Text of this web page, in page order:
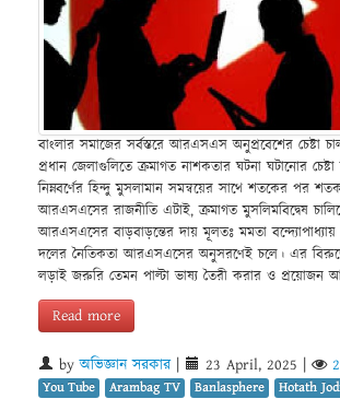
বাংলার সমাজের সর্বস্তরে আরএসএস অনুপ্রবেশের চেষ্টা
প্রধান জেলাগুলিতে ক্রমাগত নাশকতার ঘটনা ঘটানোর
নিম্নবর্ণের হিন্দু মুসলামান সমন্বয়ের সাথে শতকের পর
আরএসএসের রাজনীতি এটাই, ক্রমাগত মুসলিমবিদ্বেষ
আরএসএসের বাড়বাড়ন্তের দায় মূলতঃ মমতা
দলের নৈতিকতা আরএসএসের অনুসরণেই চলে। এর
লড়াই জরুরি তেমন পাল্টা ভাষ্য তৈরী করার ও প্রয়োজন
Read more
byঅভিজ্ঞান সরকার| 23 April, 2025
You Tube
Arambag TV Banlasphere
Hotath